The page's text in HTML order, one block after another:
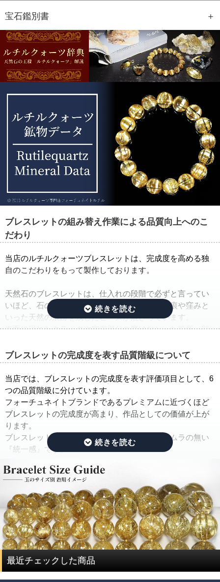
宝石鑑別書
GEM REPORT
ご注文商品の宝石鑑別書をご用意す
ることもできます。
ブレスレットの組み替え作業による品質向上へのこ
だわり
当店のルチルクォーツブレスレットは、完成度を高める独
自のこだわりをもって製作しております。
天然石のブレスレットは、仕入れの段階で必ずと言ってい
いほど、石の品質のバラつきが生じ、クラック痕や窪みと
いった天然の痕跡を残したビーズが混ざっています。
表面に現れたクラックや空洞部分の磨けなかった箇所、部
ばれています。
そこで当店では、ルチルクォーツブレスレットを仕入れた
ままの状態でご紹介するのではなく、手間ひまをかけた
「組み替え作業」を行っています。
この作業では、ルチルのタイプ(ルチルの入り方、ルチルの
太さ、ルチルの色味、ルチルの内包量)と、水晶の透明度を
できる限り揃えるように努めています。
限り取り除き、ブレスレットを組み直すことで、製品とし
ての品質を大幅に高めています。
通常、この組み替え作業を行うには、同じサイズ、同じ品
質のブレスレットを複数用意する必要があり、費用がかさ
んでしまい容易なことではありません。
ですが、ルチルクォーツに特化した専門店だからこそ、一
サイズ毎に本数も揃うことで、この組み替え作業を可能と
ブレスレットの完成度を表す品質階級について
当店では、ブレスレットの完成度を表す評価項目として、6
つの品質階級に分けています。
フォーチュネイトブランドであるプレミアムに近づくほど
ブレスレットの完成度が高まり、作品としての価値が上が
ります。
ブレスレットの完成度を決める基準は、品質にムラの無い
『統一感』です。
その統一感とは何かをご説明したいと思います。
ルチルクォーツは、水晶にルチルが内包されている鉱物で
す。
ルチルクォーツを評価する際には、ルチルと水晶で分けて
評価する必要があります。
ルチルクォーツの評価は、「ルチル」「水晶」の2つの要素
で決まります。
最近チェックした商品